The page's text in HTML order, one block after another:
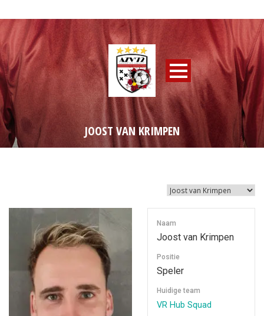
JOOST VAN KRIMPEN
Naam
Joost van Krimpen
Positie
Speler
Huidige team
VR Hub Squad